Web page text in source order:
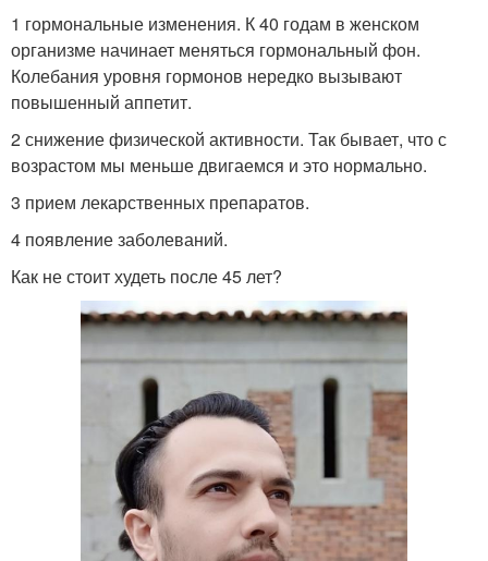
1 гормональные изменения. К 40 годам в женском
организме начинает меняться гормональный фон.
Колебания уровня гормонов нередко вызывают
повышенный аппетит.
2 снижение физической активности. Так бывает, что с
возрастом мы меньше двигаемся и это нормально.
3 прием лекарственных препаратов.
4 появление заболеваний.
Как не стоит худеть после 45 лет?